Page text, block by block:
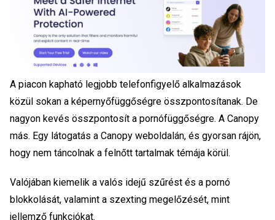
A piacon kapható legjobb telefonfigyelő alkalmazások
közül sokan a képernyőfüggőségre összpontosítanak. De
nagyon kevés összpontosít a pornófüggőségre. A Canopy
más. Egy látogatás a Canopy weboldalán, és gyorsan rájön,
hogy nem táncolnak a felnőtt tartalmak témája körül.
Valójában kiemelik a valós idejű szűrést és a pornó
blokkolását, valamint a szexting megelőzését, mint
jellemző funkciókat.